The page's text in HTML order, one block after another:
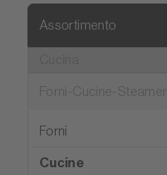
Assortimento
Forni-Cucine-Steamer
Forni
Cucine